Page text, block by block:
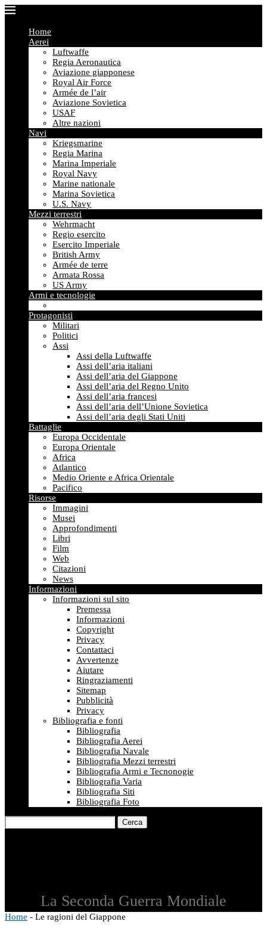
Home
Aerei
Luftwaffe
Regia Aeronautica
Aviazione giapponese
Royal Air Force
Armée de l’air
Aviazione Sovietica
USAF
Altre nazioni
Navi
Kriegsmarine
Regia Marina
Marina Imperiale
Royal Navy
Marine nationale
Marina Sovietica
U.S. Navy
Mezzi terrestri
Wehrmacht
Regio esercito
Esercito Imperiale
British Army
Armée de terre
Armata Rossa
US Army
Armi e tecnologie
Protagonisti
Militari
Politici
Assi
Assi della Luftwaffe
Assi dell’aria italiani
Assi dell’aria del Giappone
Assi dell’aria del Regno Unito
Assi dell’aria francesi
Assi dell’aria dell’Unione Sovietica
Assi dell’aria degli Stati Uniti
Battaglie
Europa Occidentale
Europa Orientale
Africa
Atlantico
Medio Oriente e Africa Orientale
Pacifico
Risorse
Immagini
Musei
Approfondimenti
Libri
Film
Web
Citazioni
News
Informazioni
Informazioni sul sito
Premessa
Informazioni
Copyright
Privacy
Contattaci
Avvertenze
Aiutare
Ringraziamenti
Sitemap
Pubblicità
Privacy
Bibliografia e fonti
Bibliografia
Bibliografia Aerei
Bibliografia Navale
Bibliografia Mezzi terrestri
Bibliografia Armi e Tecnonogie
Bibliografia Varia
Bibliografia Siti
Bibliografia Foto
Cerca
La Seconda Guerra Mondiale
Home - Le ragioni del Giappone